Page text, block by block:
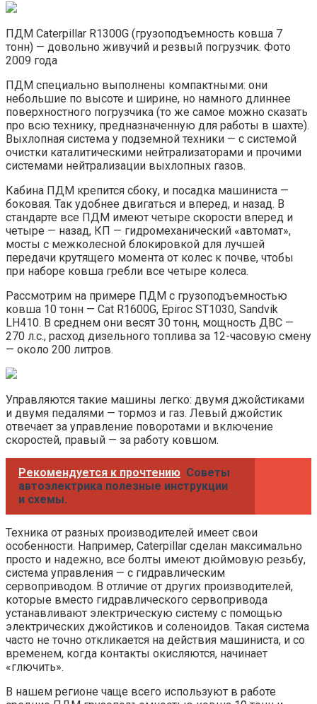
ПДМ Caterpillar R1300G (грузоподъемность ковша 7
тонн) — довольно живучий и резвый погрузчик. Фото
2009 года
ПДМ специально выполнены компактными: они
небольшие по высоте и ширине, но намного длиннее
поверхностного погрузчика (то же самое можно сказать
про всю технику, предназначенную для работы в шахте).
Выхлопная система у подземной техники — с системой
очистки каталитическими нейтрализаторами и прочими
системами нейтрализации выхлопных газов.
Кабина ПДМ крепится сбоку, и посадка машиниста —
боковая. Так удобнее двигаться и вперед, и назад. В
стандарте все ПДМ имеют четыре скорости вперед и
четыре — назад, КП — гидромеханический «автомат»,
мосты с межколесной блокировкой для лучшей
передачи крутящего момента от колес к почве, чтобы
при наборе ковша гребли все четыре колеса.
Рассмотрим на примере ПДМ c грузоподъемностью
ковша 10 тонн — Cat R1600G, Epiroc ST1030, Sandvik
LH410. В среднем они весят 30 тонн, мощность ДВС —
270 л.с., расход дизельного топлива за 12-часовую смену
— около 200 литров.
Управляются такие машины легко: двумя джойстиками
и двумя педалями — тормоз и газ. Левый джойстик
отвечает за управление поворотами и включение
скоростей, правый — за работу ковшом.
Рекомендуется к прочтению Советы
автоэлектрика полезные инструкции
и схемы.
Техника от разных производителей имеет свои
особенности. Например, Caterpillar сделан максимально
просто и надежно, все болты имеют дюймовую резьбу,
система управления — с гидравлическим
сервоприводом. В отличие от других производителей,
которые вместо гидравлического сервопривода
устанавливают электрическую систему с помощью
электрических джойстиков и соленоидов. Такая система
часто не точно откликается на действия машиниста, и со
временем, когда контакты окисляются, начинает
«глючить».
В нашем регионе чаще всего используют в работе